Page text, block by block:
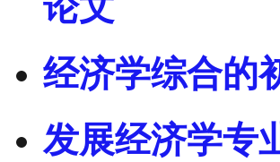
经济学综合的
发展经济学专